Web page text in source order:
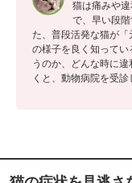
猫は痛みや
で、早い段
た、普段活発な猫が
の様子を良く知って
うのか、どんな時に
くと、動物病院を受